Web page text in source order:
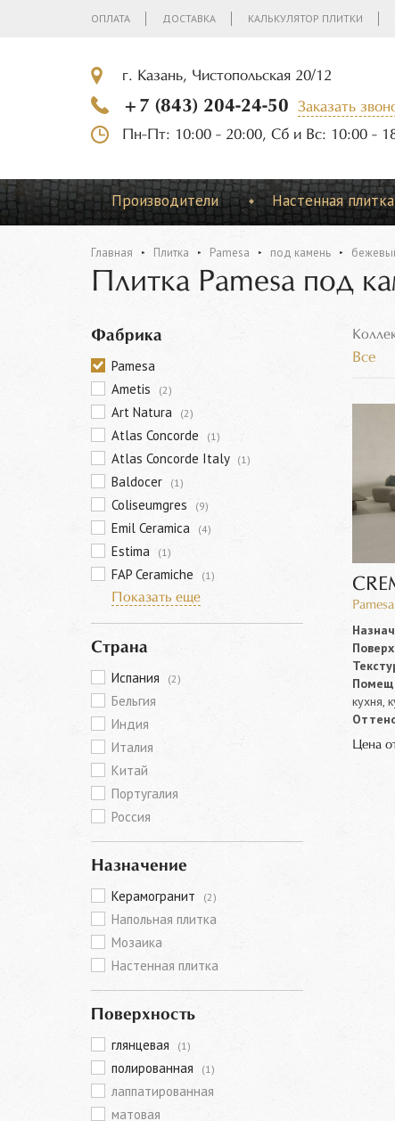
ОПЛАТА ДОСТАВКА КАЛЬКУЛЯТОР ПЛИТКИ
г. Казань, Чистопольская 20/12
+7 (843) 204-24-50
Заказать
Пн-Пт: 10:00 - 20:00, Сб и Вс: 10:00 -
Производители Настенная плитка
Главная Плитка Pamesa под камень
Плитка Pamesa под
Фабрика
Pamesa
Ametis
(2)
Art Natura (2)
Atlas Concorde (1)
Atlas Concorde Italy (1)
Baldocer (1)
Coliseumgres (9)
Emil Ceramica (4)
Estima (1)
FAP Ceramiche
(1)
Показать еще
Страна
Испания (2)
Бельгия
Индия
Италия
Китай
Португалия
Россия
Назначение
Керамогранит (2)
Напольная плитка
Мозаика
Настенная плитка
Поверхность
глянцевая (1)
полированная (1)
лаппатированная
матовая
Все
кухня,
Цена